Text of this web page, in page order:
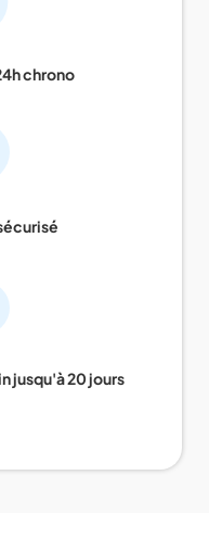
chrono
jusqu'à 20 jours